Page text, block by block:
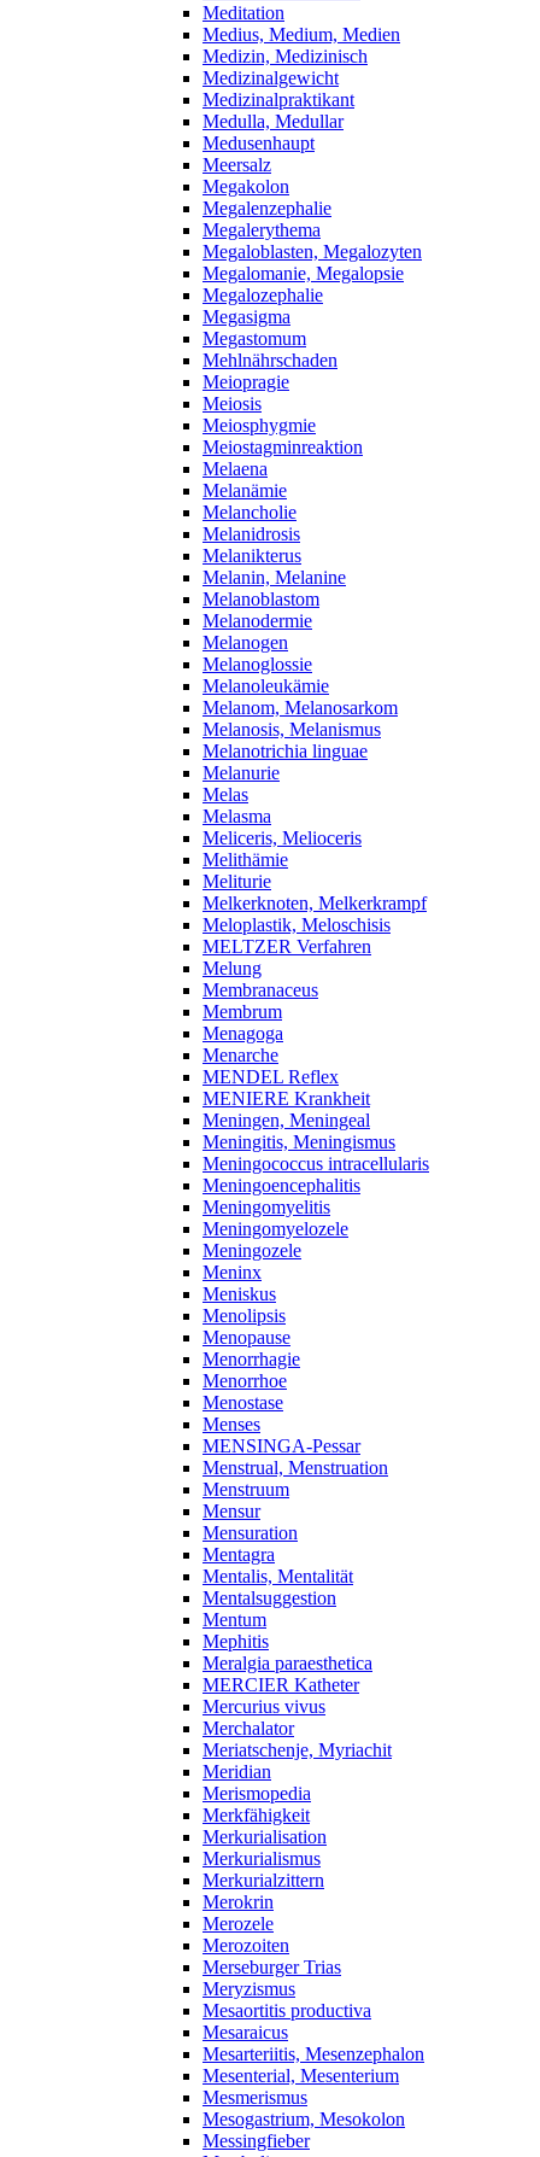
Meditation
Medius, Medium, Medien
Medizin, Medizinisch
Medizinalgewicht
Medizinalpraktikant
Medulla, Medullar
Medusenhaupt
Meersalz
Megakolon
Megalenzephalie
Megalerythema
Megaloblasten, Megalozyten
Megalomanie, Megalopsie
Megalozephalie
Megasigma
Megastomum
Mehlnährschaden
Meiopragie
Meiosis
Meiosphygmie
Meiostagminreaktion
Melaena
Melanämie
Melancholie
Melanidrosis
Melanikterus
Melanin, Melanine
Melanoblastom
Melanodermie
Melanogen
Melanoglossie
Melanoleukämie
Melanom, Melanosarkom
Melanosis, Melanismus
Melanotrichia linguae
Melanurie
Melas
Melasma
Meliceris, Melioceris
Melithämie
Meliturie
Melkerknoten, Melkerkrampf
Meloplastik, Meloschisis
MELTZER Verfahren
Melung
Membranaceus
Membrum
Menagoga
Menarche
MENDEL Reflex
MENIERE Krankheit
Meningen, Meningeal
Meningitis, Meningismus
Meningococcus intracellularis
Meningoencephalitis
Meningomyelitis
Meningomyelozele
Meningozele
Meninx
Meniskus
Menolipsis
Menopause
Menorrhagie
Menorrhoe
Menostase
Menses
MENSINGA-Pessar
Menstrual, Menstruation
Menstruum
Mensur
Mensuration
Mentagra
Mentalis, Mentalität
Mentalsuggestion
Mentum
Mephitis
Meralgia paraesthetica
MERCIER Katheter
Mercurius vivus
Merchalator
Meriatschenje, Myriachit
Meridian
Merismopedia
Merkfähigkeit
Merkurialisation
Merkurialismus
Merkurialzittern
Merokrin
Merozele
Merozoiten
Merseburger Trias
Meryzismus
Mesaortitis productiva
Mesaraicus
Mesarteriitis, Mesenzephalon
Mesenterial, Mesenterium
Mesmerismus
Mesogastrium, Mesokolon
Messingfieber